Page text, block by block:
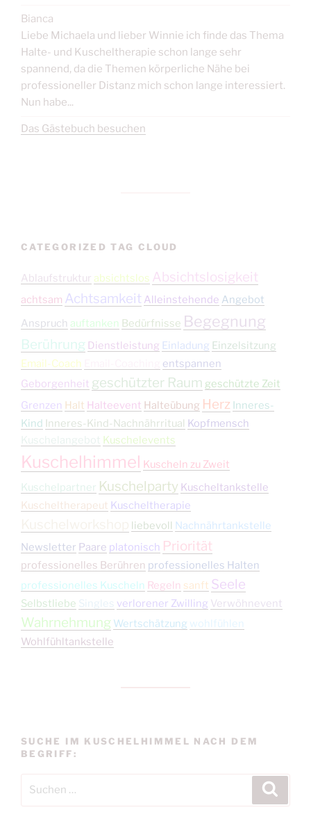
Bianca
Liebe Michaela und lieber Winnie ich finde das Thema
Halte- und Kuscheltherapie schon lange sehr
spannend, da die Themen körperliche Nähe bei
professioneller Distanz mich schon lange interessiert.
Nun habe...
Das Gästebuch besuchen
CATEGORIZED TAG CLOUD
Ablaufstruktur absichtslos Absichtslosigkeit
achtsam Achtsamkeit Alleinstehende Angebot
Anspruch auftanken Bedürfnisse Begegnung
Berührung Dienstleistung Einladung Einzelsitzung
Email-Coach
entspannen
Geborgenheit geschützter Raum geschützte Zeit
Grenzen Halt Halteevent Halteübung Herz Inneres-
Kind
Inneres-Kind-Nachnährritual
Kopfmensch
Kuschelangebot
Kuschelevents
Kuschelhimmel Kuscheln zu Zweit
Kuschelpartner Kuschelparty Kuscheltankstelle
Kuscheltherapeut Kuscheltherapie
liebevoll
Nachnährtankstelle
Newsletter Paare platonisch Priorität
professionelles Berühren professionelles Halten
professionelles Kuscheln Regeln sanft Seele
Selbstliebe Singles verlorener Zwilling Verwöhnevent
Wahrnehmung Wertschätzung wohlfühlen
Wohlfühltankstelle
SUCHE IM KUSCHELHIMMEL NACH DEM
BEGRIFF: